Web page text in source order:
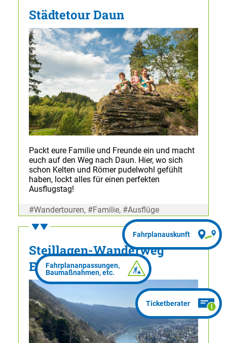
Städtetour Daun
Packt eure Familie und Freunde ein und macht
euch auf den Weg nach Daun. Hier, wo sich
schon Kelten und Römer pudelwohl gefühlt
haben, lockt alles für einen perfekten
Ausflugstag!
#Wandertouren, #Familie, #Ausflüge
Steillagen-Wanderweg
Enkirch